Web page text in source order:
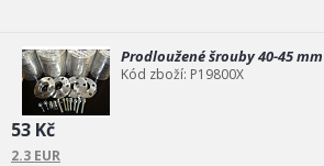
Prodloužené šrouby 40-45 mm
Kód zboží: P19800X
53 Kč
2.3 EUR